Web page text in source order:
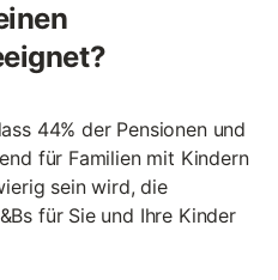
44% der Pensionen und
für Familien mit Kindern
sein wird, die
für Sie und Ihre Kinder